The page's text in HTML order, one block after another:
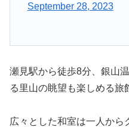
September 28, 2023
瀬見駅から徒歩8分、銀山
る里山の眺望も楽しめる旅
広々とした和室は一人から